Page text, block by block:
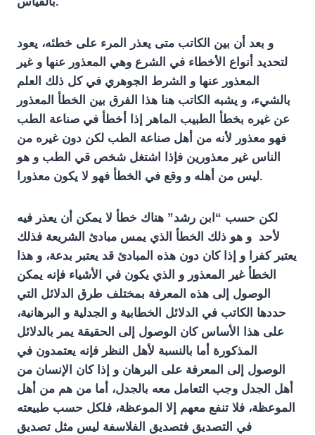
و بعد أن بين الكاتب متى يعذر المرء على خطئه، يعود
لتحديد أنواع الأخطاء في الشرع وهي المعذور عنها و غير
المعذور عنها و الشرط الجوهري في كل ذلك العلم
بالشيء، و يشبه الكاتب هنا هذا الفرق بين الخطأ المعذور
عن غيره بخطأ الطبيب الماهر إذا أخطأ في صناعة الطب
فهو معذور لأنه من أهل صناعة الطب لكن دون غيره من
الناس غير معذورين فإذا اشتغل شخص قي الطب و هو
ليس من أهله و وقع في الخطأ فهو لا يكون معذورا.
لكن حسب “ابن رشد” هناك خطأ لا يمكن أن يعذر فيه
لأحد و هو ذلك الخطأ الذي يمس مبادئ الشريعة فذلك
يعتبر كفرا و إذا كان دون هذه المبادئ قد يعتبر بدعة، و هذا
الخطأ غير المعذور و الذي يكون في الأشياء فإنه يمكن
الوصول إلى هذه المعرفة بمختلف طرق الدلائل التي
حددها الكاتب في الدلائل الخطابية و الجدلية و البرهانية،
على هذا الأساس كان الوصول إلى الحقيقة يمر بالدلائل
المذكورة أما بالنسبة لأهل النظر فإنه يعتمدون في
الوصول إلى المعرفة على البرهان و إذا كان الإنسان من
أهل الجدل وجب التعامل معه بالجدل، أما من هم من أهل
الموعظة، فلا تنفع معهم إلا الموعظة، فلكل حسب طبيعته
في التصديق فتصديق الفلاسفة ليس مثل تصديق